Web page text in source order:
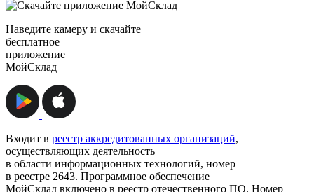
Наведите камеру и скачайте
бесплатное
приложение
МойСклад
Входит в реестр аккредитованных организаций,
осуществляющих деятельность
в области информационных технологий, номер
в реестре 2643. Программное обеспечение
МойСклад включено в реестр отечественного ПО. Номер